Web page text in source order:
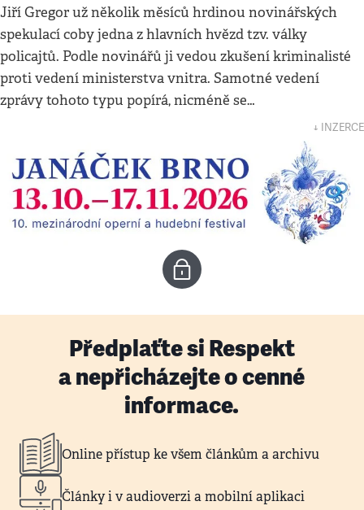
Jiří Gregor už několik měsíců hrdinou novinářských
spekulací coby jedna z hlavních hvězd tzv. války
policajtů. Podle novinářů ji vedou zkušení kriminalisté
proti vedení ministerstva vnitra. Samotné vedení
zprávy tohoto typu popírá, nicméně se…
↓ INZERCE
Předplaťte si Respekt
a nepřicházejte o cenné
informace.
Online přístup ke všem článkům a archivu
Články i v audioverzi a mobilní aplikaci